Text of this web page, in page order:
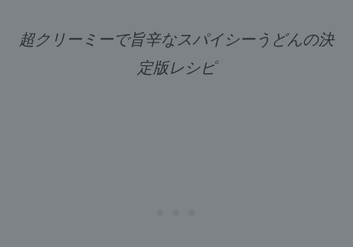
超クリーミーで旨辛なスパイシーうどんの決
定版レシピ